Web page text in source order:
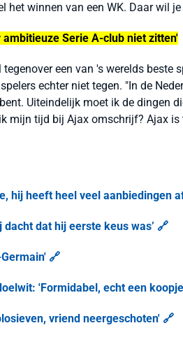
winnen van een WK. Daar wil
ambitieuze Serie A-club niet zitten'
een van 's werelds beste
echter niet tegen. "In de
Uiteindelijk moet ik de dingen
mijn tijd bij Ajax omschrijf? Ajax
hij heeft heel veel aanbiedingen
dat hij eerste keus was’ 🔗
🔗
'Formidabel, echt een
vriend neergeschoten' 🔗